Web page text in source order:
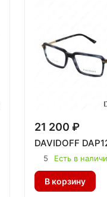
21 200 ₽
DAVIDOFF
5 Есть в
В корзину